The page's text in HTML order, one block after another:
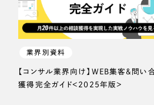
業界別資料
【コンサル業界向け】WEB集客＆問い
獲得完全ガイド＜2025年版＞